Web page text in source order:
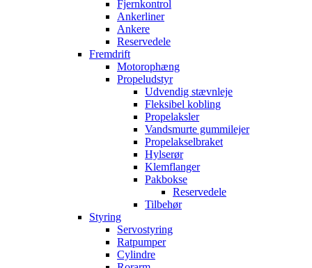
Fjernkontrol
Ankerliner
Ankere
Reservedele
Fremdrift
Motorophæng
Propeludstyr
Udvendig stævnleje
Fleksibel kobling
Propelaksler
Vandsmurte gummilejer
Propelakselbraket
Hylserør
Klemflanger
Pakbokse
Reservedele
Tilbehør
Styring
Servostyring
Ratpumper
Cylindre